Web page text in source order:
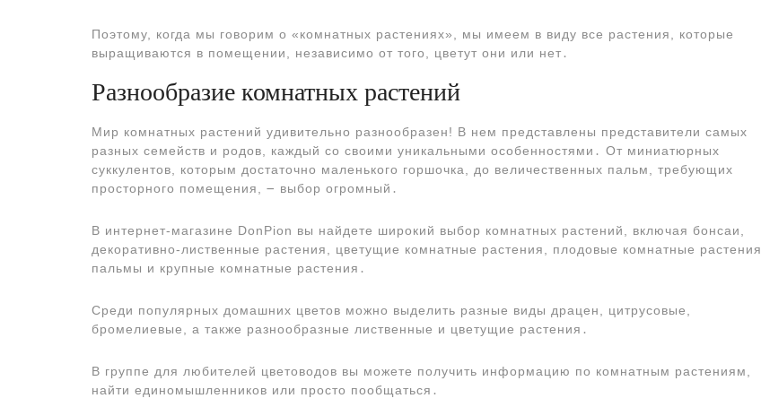
Поэтому, когда мы говорим о «комнатных растениях», мы имеем в виду все растения, которые
выращиваются в помещении, независимо от того, цветут они или нет․
Разнообразие комнатных растений
Мир комнатных растений удивительно разнообразен! В нем представлены представители самых
разных семейств и родов, каждый со своими уникальными особенностями․ От миниатюрных
суккулентов, которым достаточно маленького горшочка, до величественных пальм, требующих
просторного помещения, ౼ выбор огромный․
В интернет-магазине DonPion вы найдете широкий выбор комнатных растений, включая бонсаи,
декоративно-лиственные растения, цветущие комнатные растения, плодовые комнатные растения,
пальмы и крупные комнатные растения․
Среди популярных домашних цветов можно выделить разные виды драцен, цитрусовые,
бромелиевые, а также разнообразные лиственные и цветущие растения․
В группе для любителей цветоводов вы можете получить информацию по комнатным растениям,
найти единомышленников или просто пообщаться․